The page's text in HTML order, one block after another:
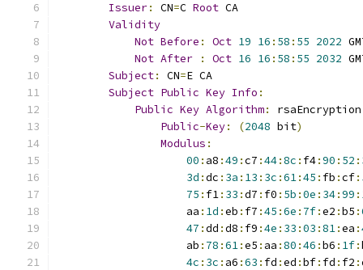
Issuer: CN=C Root CA
Validity
Not Before : Oct 19 16 : 58 : 55 2022
Not After : Oct 16 16 : 58 : 55 2032
Subject: CN=E CA
Subject Public Key Info :
Public Key Algorithm:
rsaEncryption
Public-Key: (2048 bit)
Modulus :
00 : a8 :49 :c7 :44:8c : f4:90 : 52 :
3d :dc : 3a : 13 : 3c :61:45 : fb :cf:
75 : f1: 33 :d7 : f0 : 5b :0e : 34:99 :
                    aa
: 1d :eb : f7 :45 :6e : 7f:e2 :b5 :
47 :dd :d8 : f9 :4e : 33 :03 :81:ea :
                    ab
: 78 :61:e5 : aa :80 :46 :b6 : 1f:
4c : 3c : a6 :63 : fd :ed :bf: fd : f2 :